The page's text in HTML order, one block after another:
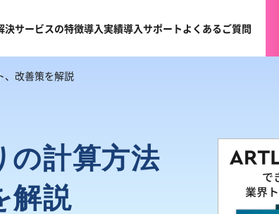
決サービスの特徴導入実績導入サポートよくあるご質問
、改善策を解説
の計算方法
解説